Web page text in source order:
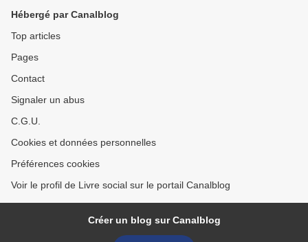
Hébergé par Canalblog
Top articles
Pages
Contact
Signaler un abus
C.G.U.
Cookies et données personnelles
Préférences cookies
Voir le profil de Livre social sur le portail Canalblog
Créer un blog sur Canalblog